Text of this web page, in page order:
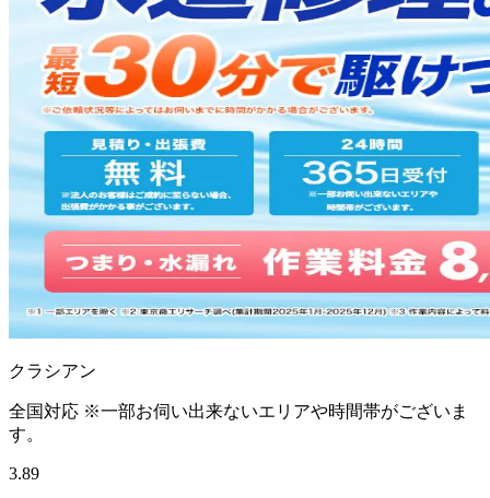
クラシアン
全国対応 ※一部お伺い出来ないエリアや時間帯がございま
す。
3.89